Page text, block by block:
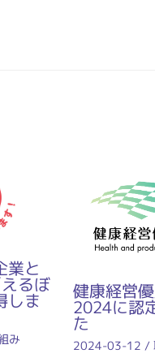
業と
るぼ
しま
み
健康経営
2024に認
た
2024-03-12 /